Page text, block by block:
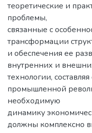
теоретические и
проблемы,
связанные с
трансформации
и обеспечения ее
внутренних и
технологии,
промышленной
необходимую
динамику
должны комплексно